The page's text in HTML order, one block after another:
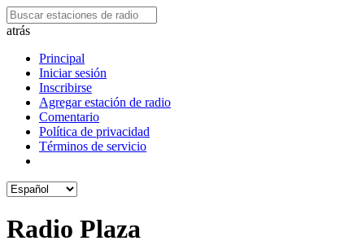
atrás
Principal
Iniciar sesión
Inscribirse
Agregar estación de radio
Comentario
Política de privacidad
Términos de servicio
Radio Plaza